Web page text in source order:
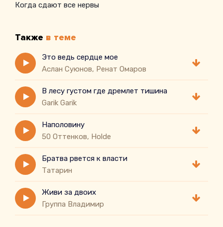
Когда сдают все нервы
Также в теме
Это ведь сердце мое
Аслан Суюнов, Ренат Омаров
В лесу густом где дремлет тишина
Garik Garik
Наполовину
50 Оттенков, Holde
Братва рвется к власти
Татарин
Живи за двоих
Группа Владимир